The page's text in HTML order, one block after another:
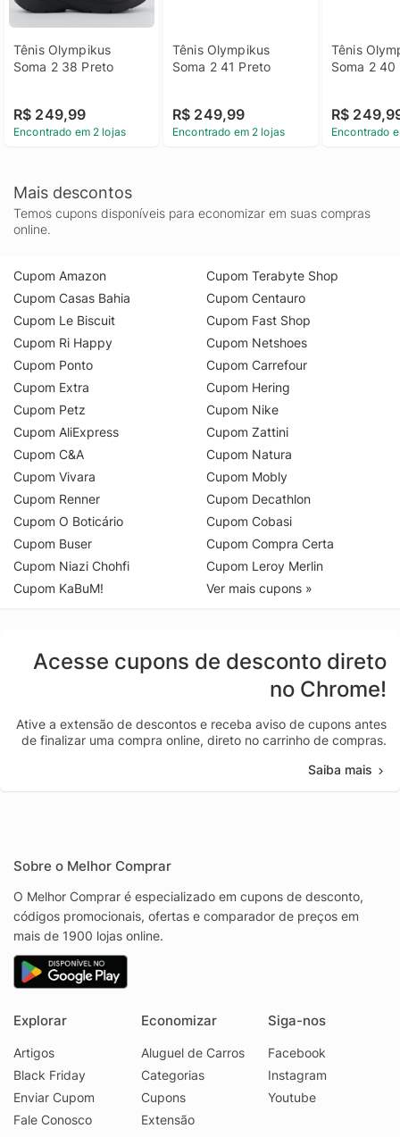
Tênis Olympikus
Soma 2 38 Preto
R$ 249,99
Encontrado em 2 lojas
Tênis Olympikus
Soma 2 41 Preto
R$ 249,99
Encontrado em 2 lojas
Tênis
Soma 2 40
R$
Encontrado
Mais descontos
Temos cupons disponíveis para economizar em suas compras
online.
Cupom Amazon
Cupom Casas Bahia
Cupom Le Biscuit
Cupom Ri Happy
Cupom Ponto
Cupom Extra
Cupom Petz
Cupom AliExpress
Cupom C&A
Cupom Vivara
Cupom Renner
Cupom O Boticário
Cupom Buser
Cupom Niazi Chohfi
Cupom KaBuM!
Cupom Terabyte Shop
Cupom Centauro
Cupom Fast Shop
Cupom Netshoes
Cupom Carrefour
Cupom Hering
Cupom Nike
Cupom Zattini
Cupom Natura
Cupom Mobly
Cupom Decathlon
Cupom Cobasi
Cupom Compra Certa
Cupom Leroy Merlin
Ver mais cupons »
Acesse cupons de desconto direto
no Chrome!
Ative a extensão de descontos e receba aviso de cupons antes
de finalizar uma compra online, direto no carrinho de compras.
Saiba mais
Sobre o Melhor Comprar
O Melhor Comprar é especializado em cupons de desconto,
códigos promocionais, ofertas e comparador de preços em
mais de 1900 lojas online.
Explorar
Artigos
Black Friday
Enviar Cupom
Fale Conosco
Economizar
Aluguel de Carros
Categorias
Cupons
Extensão
Siga-nos
Facebook
Instagram
Youtube